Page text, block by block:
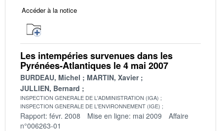
Accéder à la notice
Les intempéries survenues dans les
Pyrénées-Atlantiques le 4 mai 2007
BURDEAU, Michel
MARTIN, Xavier
JULLIEN, Bernard
INSPECTION GENERALE DE L'ADMINISTRATION (IGA)
INSPECTION GENERALE DE L'ENVIRONNEMENT (IGE)
Rapport: févr. 2008 Mise en ligne: mai 2009
Affaire
n°006263-01